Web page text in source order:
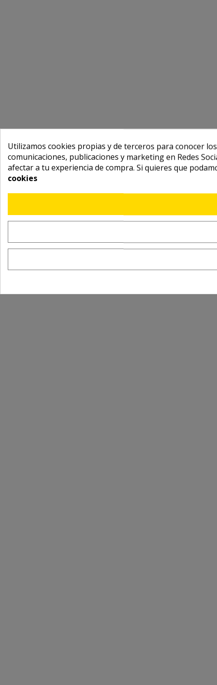
Utilizamos cookies propias y de terceros para conocer
comunicaciones, publicaciones y marketing en Redes
afectar a tu experiencia de compra. Si quieres que
cookies